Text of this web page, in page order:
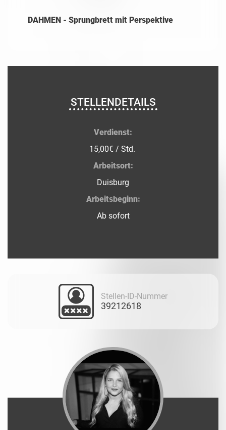
DAHMEN - Sprungbrett mit Perspektive
STELLENDETAILS
Verdienst:
15,00€ / Std.
Arbeitsort:
Duisburg
Arbeitsbeginn:
Ab sofort
Stellen-ID-Nummer
39212618